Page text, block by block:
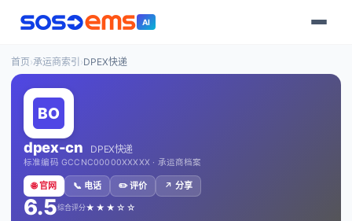
AI
首页›承运商索引 ›DPEX快递
dpex-cn DPEX快递
标准编码 GCCNC00000XXXXX · 承运商档案
🌐 官网 📞 电话 ✏️ 评价 ↗️ 分享
6.5综合评分★★★☆☆